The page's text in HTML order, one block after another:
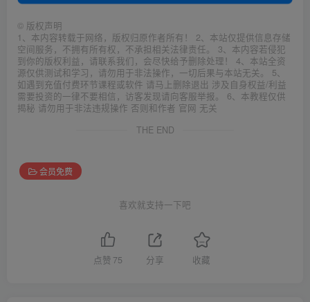
© 版权声明
1、本内容转载于网络，版权归原作者所有！ 2、本站仅提供信息存储
空间服务，不拥有所有权，不承担相关法律责任。 3、本内容若侵犯
到你的版权利益，请联系我们，会尽快给予删除处理！ 4、本站全资
源仅供测试和学习，请勿用于非法操作，一切后果与本站无关。 5、
如遇到充值付费环节课程或软件 请马上删除退出 涉及自身权益/利益
需要投资的一律不要相信，访客发现请向客服举报。 6、本教程仅供
揭秘 请勿用于非法违规操作 否则和作者 官网 无关
THE END
会员免费
喜欢就支持一下吧
点赞 75 分享 收藏